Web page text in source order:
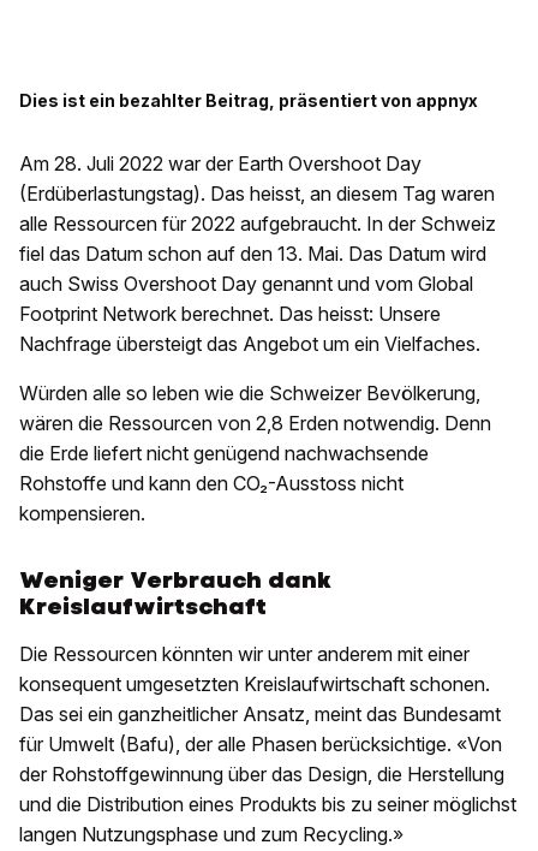
Dies ist ein bezahlter Beitrag, präsentiert von appnyx
Am 28. Juli 2022 war der Earth Overshoot Day
(Erdüberlastungstag). Das heisst, an diesem Tag waren
alle Ressourcen für 2022 aufgebraucht. In der Schweiz
fiel das Datum schon auf den 13. Mai. Das Datum wird
auch Swiss Overshoot Day genannt und vom Global
Footprint Network berechnet. Das heisst: Unsere
Nachfrage übersteigt das Angebot um ein Vielfaches.
Würden alle so leben wie die Schweizer Bevölkerung,
wären die Ressourcen von 2,8 Erden notwendig. Denn
die Erde liefert nicht genügend nachwachsende
Rohstoffe und kann den CO₂-Ausstoss nicht
kompensieren.
Weniger Verbrauch dank
Kreislaufwirtschaft
Die Ressourcen könnten wir unter anderem mit einer
konsequent umgesetzten Kreislaufwirtschaft schonen.
Das sei ein ganzheitlicher Ansatz, meint das Bundesamt
für Umwelt (Bafu), der alle Phasen berücksichtige. «Von
der Rohstoffgewinnung über das Design, die Herstellung
und die Distribution eines Produkts bis zu seiner möglichst
langen Nutzungsphase und zum Recycling.»